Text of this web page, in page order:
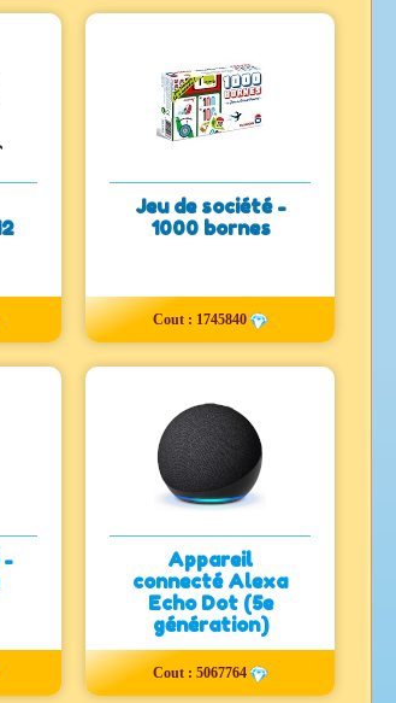
Jeu de société -
1000 bornes
Cout : 1745840
-
Appareil
connecté Alexa
Echo Dot (5e
génération)
Cout : 5067764